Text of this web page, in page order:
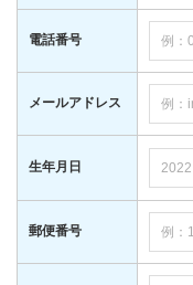
電話番号
メールアドレス
生年月日
郵便番号